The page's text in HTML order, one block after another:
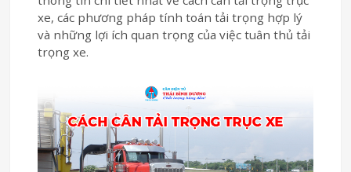
xe, các phương pháp tính toán tải trọng hợp lý
và những lợi ích quan trọng của việc tuân thủ tải
trọng xe.